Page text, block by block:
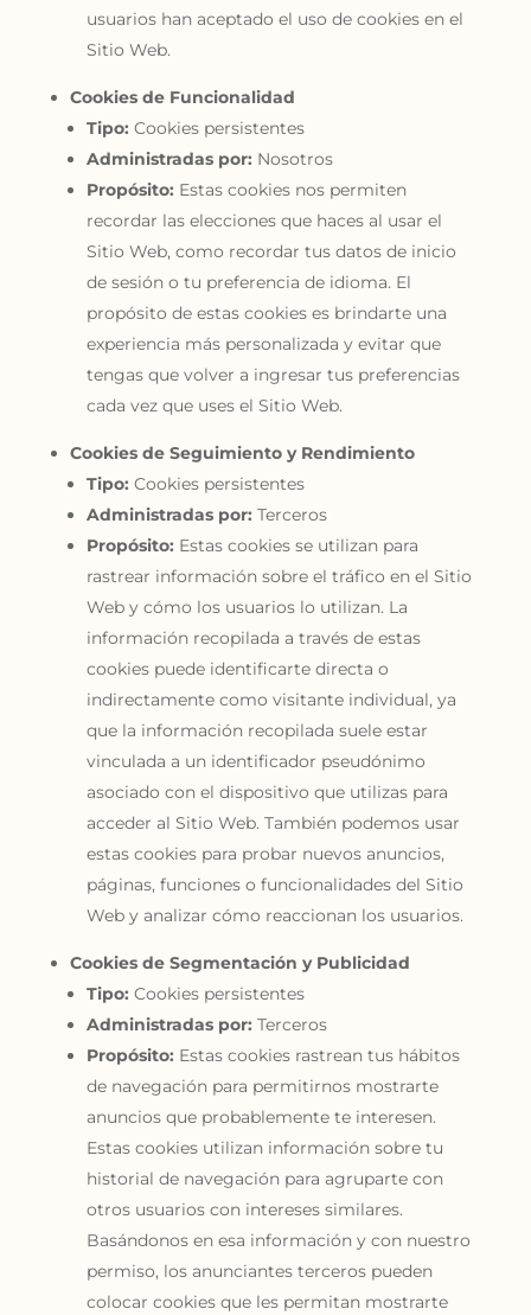
usuarios han aceptado el uso de cookies en el
Sitio Web.
Cookies de Funcionalidad
Tipo: Cookies persistentes
Administradas por: Nosotros
Propósito: Estas cookies nos permiten
recordar las elecciones que haces al usar el
Sitio Web, como recordar tus datos de inicio
de sesión o tu preferencia de idioma. El
propósito de estas cookies es brindarte una
experiencia más personalizada y evitar que
tengas que volver a ingresar tus preferencias
cada vez que uses el Sitio Web.
Cookies de Seguimiento y Rendimiento
Tipo: Cookies persistentes
Administradas por: Terceros
Propósito: Estas cookies se utilizan para
rastrear información sobre el tráfico en el Sitio
Web y cómo los usuarios lo utilizan. La
información recopilada a través de estas
cookies puede identificarte directa o
indirectamente como visitante individual, ya
que la información recopilada suele estar
vinculada a un identificador pseudónimo
asociado con el dispositivo que utilizas para
acceder al Sitio Web. También podemos usar
estas cookies para probar nuevos anuncios,
páginas, funciones o funcionalidades del Sitio
Web y analizar cómo reaccionan los usuarios.
Cookies de Segmentación y Publicidad
Tipo: Cookies persistentes
Administradas por: Terceros
Propósito: Estas cookies rastrean tus hábitos
de navegación para permitirnos mostrarte
anuncios que probablemente te interesen.
Estas cookies utilizan información sobre tu
historial de navegación para agruparte con
otros usuarios con intereses similares.
Basándonos en esa información y con nuestro
permiso, los anunciantes terceros pueden
colocar cookies que les permitan mostrarte